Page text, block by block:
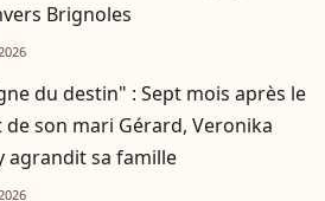
Brignoles
du destin" : Sept mois après le
son mari Gérard, Veronika
agrandit sa famille